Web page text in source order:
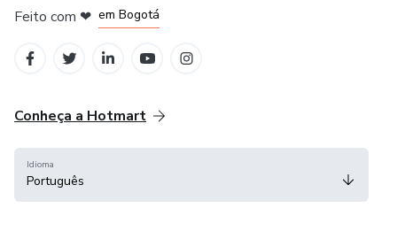
Feito com ❤ em Bogotá
Conheça a Hotmart
Idioma
Português